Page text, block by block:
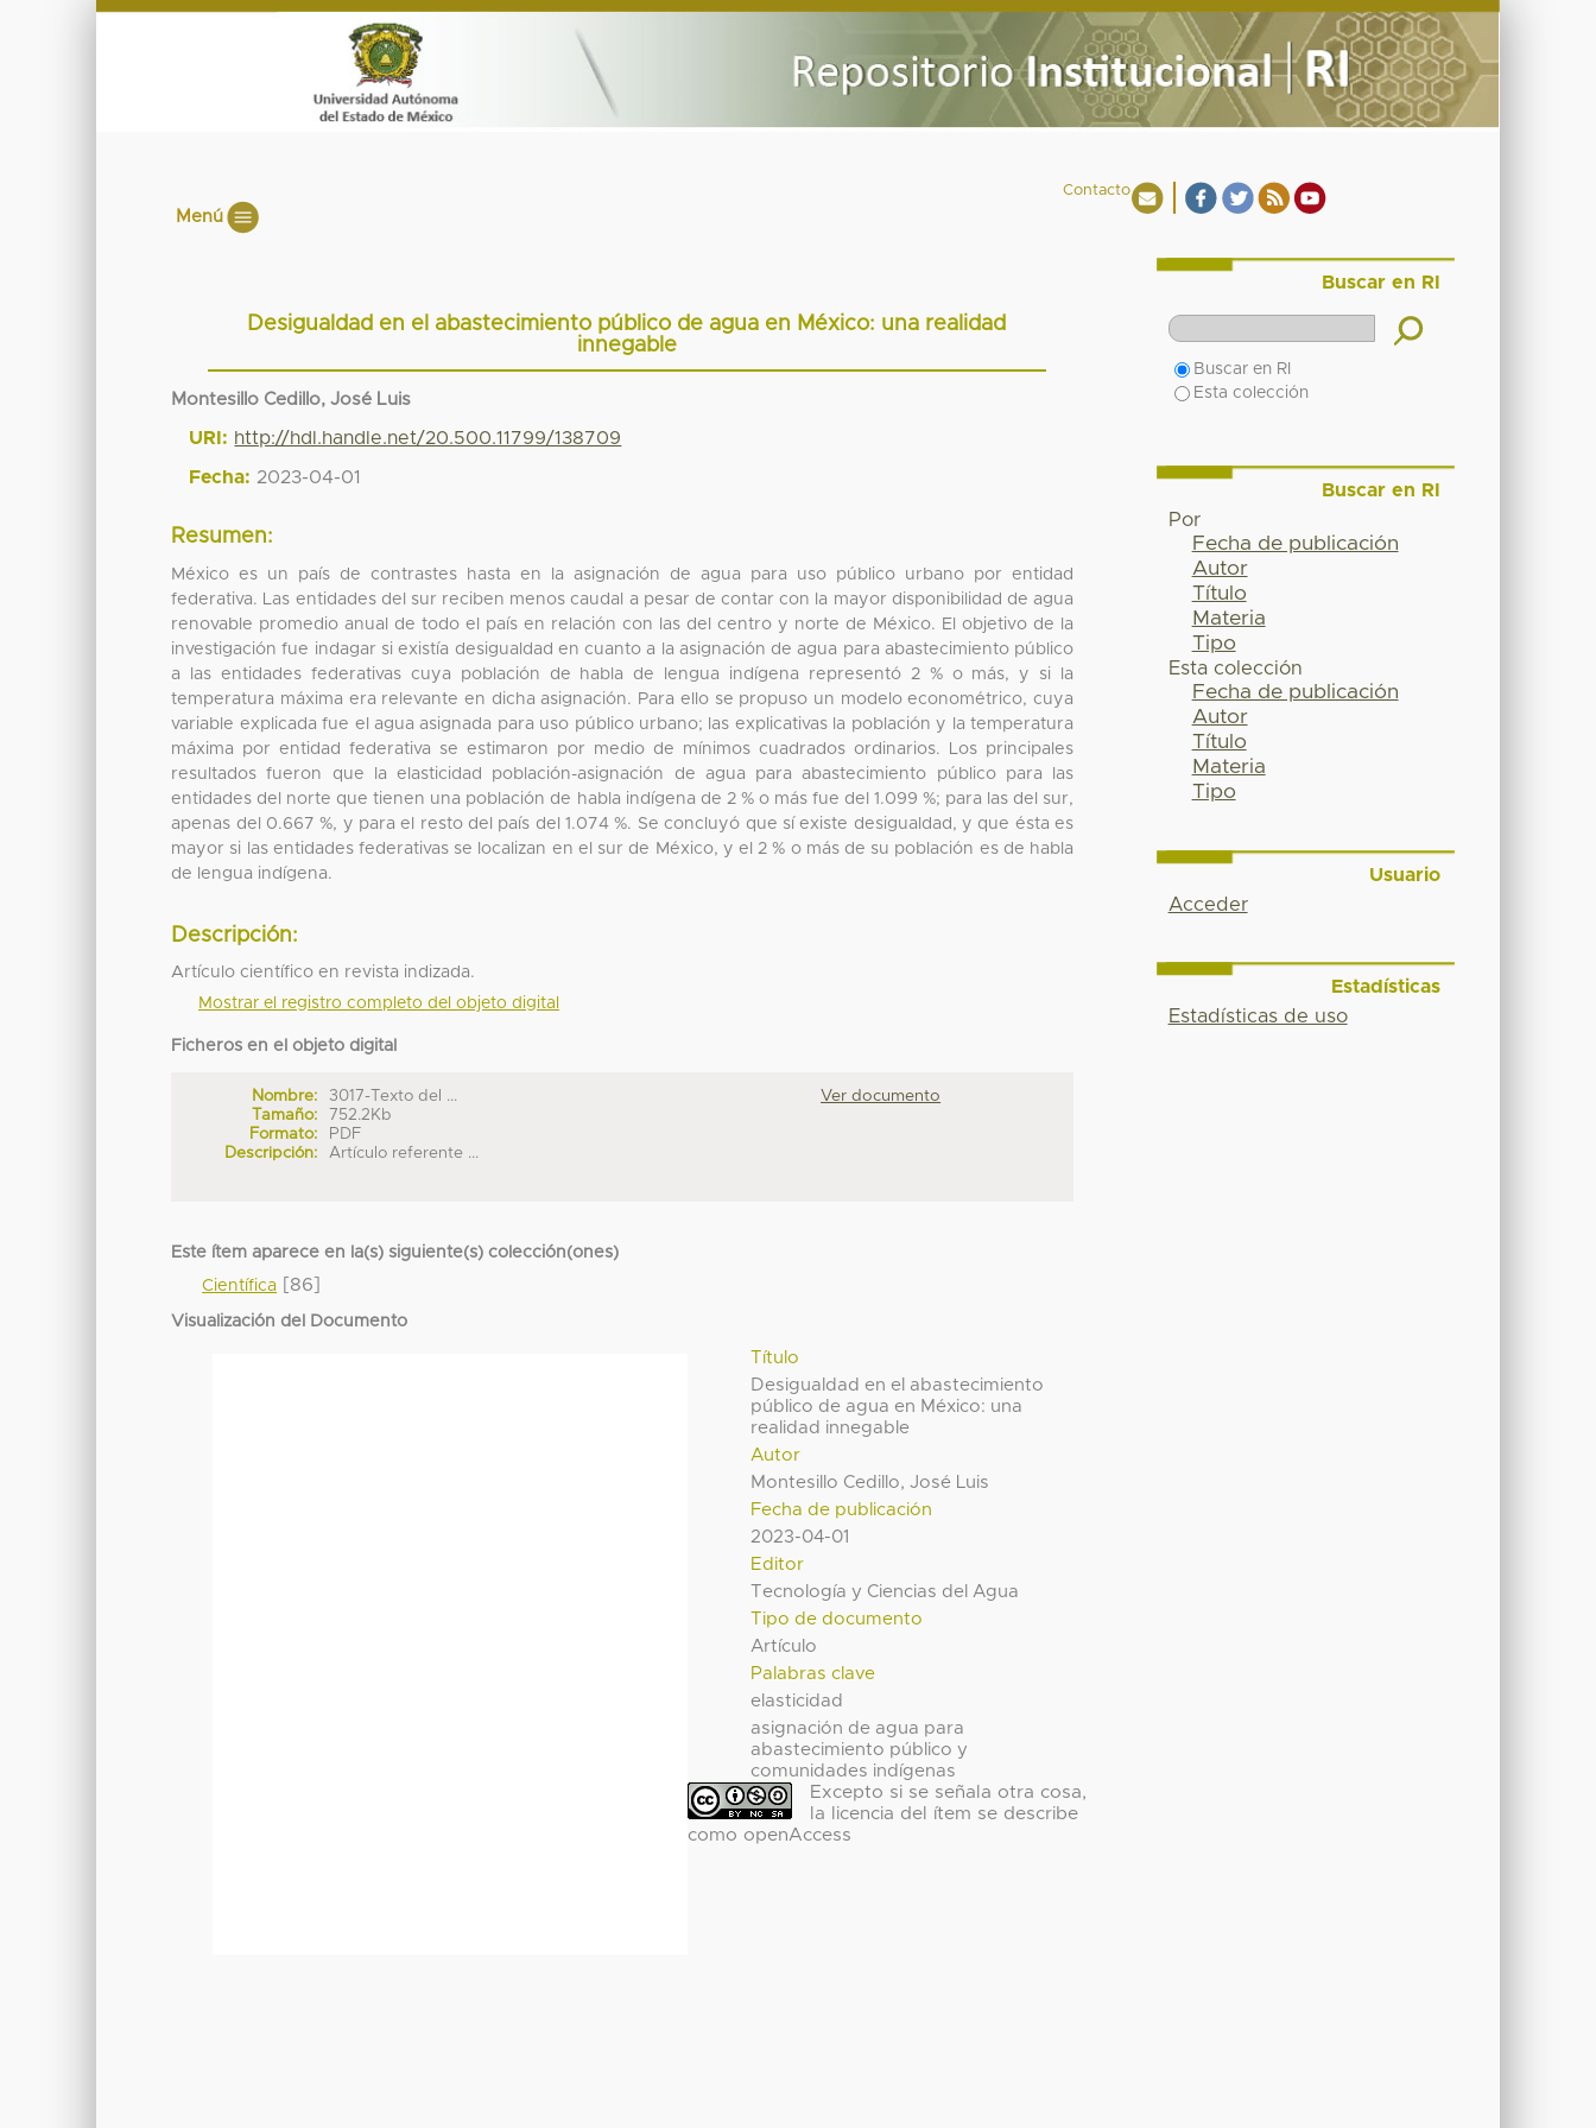
Contacto
Menú
Desigualdad en el abastecimiento público de agua en México: una realidad
innegable
Montesillo Cedillo, José Luis
URI: http://hdl.handle.net/20.500.11799/138709
Fecha: 2023-04-01
Resumen:
México es un país de contrastes hasta en la asignación de agua para uso público urbano por entidad
federativa. Las entidades del sur reciben menos caudal a pesar de contar con la mayor disponibilidad de agua
renovable promedio anual de todo el país en relación con las del centro y norte de México. El objetivo de la
investigación fue indagar si existía desigualdad en cuanto a la asignación de agua para abastecimiento público
a las entidades federativas cuya población de habla de lengua indígena representó 2 % o más, y si la
temperatura máxima era relevante en dicha asignación. Para ello se propuso un modelo econométrico, cuya
variable explicada fue el agua asignada para uso público urbano; las explicativas la población y la temperatura
máxima por entidad federativa se estimaron por medio de mínimos cuadrados ordinarios. Los principales
resultados fueron que la elasticidad población-asignación de agua para abastecimiento público para las
entidades del norte que tienen una población de habla indígena de 2 % o más fue del 1.099 %; para las del sur,
apenas del 0.667 %, y para el resto del país del 1.074 %. Se concluyó que sí existe desigualdad, y que ésta es
mayor si las entidades federativas se localizan en el sur de México, y el 2 % o más de su población es de habla
de lengua indígena.
Descripción:
Artículo científico en revista indizada.
Mostrar el registro completo del objeto digital
Ficheros en el objeto digital
Nombre:
3017-Texto del ...
Tamaño:
752.2Kb
Formato:
PDF
Descripción:
Artículo referente ...
Ver documento
Este ítem aparece en la(s) siguiente(s) colección(ones)
Científica [86]
Visualización del Documento
Título
Desigualdad en el abastecimiento
público de agua en México: una
realidad innegable
Autor
Montesillo Cedillo, José Luis
Fecha de publicación
2023-04-01
Editor
Tecnología y Ciencias del Agua
Tipo de documento
Artículo
Palabras clave
elasticidad
asignación de agua para
abastecimiento público y
comunidades indígenas
Excepto si se señala otra cosa,
la licencia del ítem se describe
como openAccess
Buscar en RI
Buscar en RI
Esta colección
Buscar en RI
Por
Fecha de publicación
Autor
Título
Materia
Tipo
Esta colección
Fecha de publicación
Autor
Título
Materia
Tipo
Usuario
Acceder
Estadísticas
Estadísticas de uso